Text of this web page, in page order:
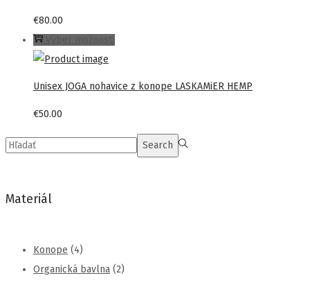
€80.00
Možnosti
si
Unisex JOGA nohavice z konope LASKAMiER HEMP
€50.00
Search
Search
Materiál
Konope (4)
Organická bavlna (2)